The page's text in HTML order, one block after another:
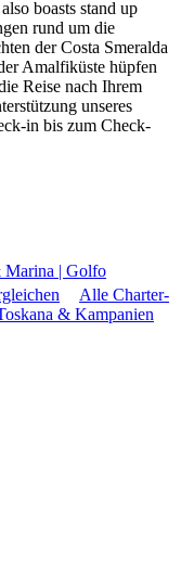
boasts stand up
rund um die
der Costa Smeralda
Amalfiküste hüpfen
Reise nach Ihrem
unseres
in bis zum Check-
Marina | Golfo
Alle Charter-
& Kampanien